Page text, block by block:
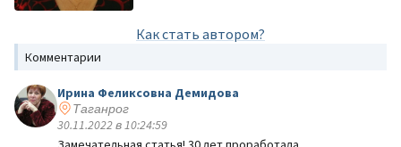
Как стать автором?
Комментарии
Ирина Феликсовна Демидова
Таганрог
30.11.2022 в 10:24:59